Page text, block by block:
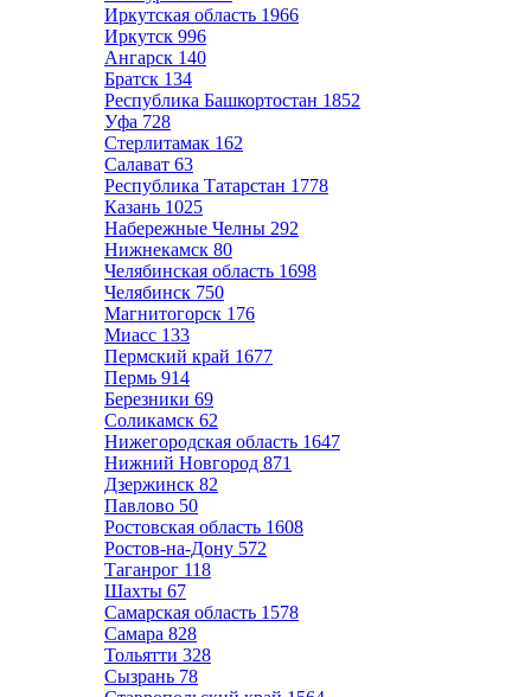
Иркутская область 1966
Иркутск 996
Ангарск 140
Братск 134
Республика Башкортостан 1852
Уфа 728
Стерлитамак 162
Салават 63
Республика Татарстан 1778
Казань 1025
Набережные Челны 292
Нижнекамск 80
Челябинская область 1698
Челябинск 750
Магнитогорск 176
Миасс 133
Пермский край 1677
Пермь 914
Березники 69
Соликамск 62
Нижегородская область 1647
Нижний Новгород 871
Дзержинск 82
Павлово 50
Ростовская область 1608
Ростов-на-Дону 572
Таганрог 118
Шахты 67
Самарская область 1578
Самара 828
Тольятти 328
Сызрань 78